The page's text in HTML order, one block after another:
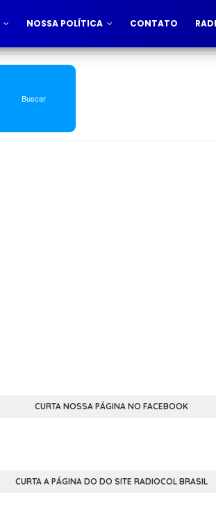
NOSSA POLÍTICA CONTATO
CURTA NOSSA PÁGINA NO FACEBOOK
CURTA A PÁGINA DO DO SITE RADIOCOL BRASIL